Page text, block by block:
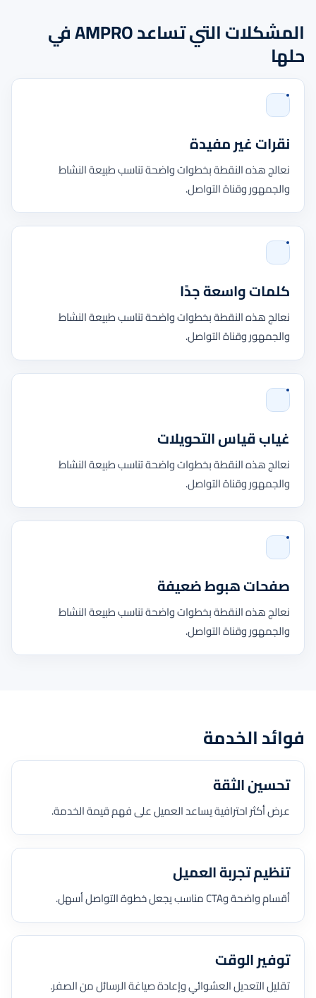
المشكلات التي تساعد AMPRO في
حلها
نقرات غير مفيدة
نعالج هذه النقطة بخطوات واضحة تناسب طبيعة النشاط
والجمهور وقناة التواصل.
كلمات واسعة جدًا
نعالج هذه النقطة بخطوات واضحة تناسب طبيعة النشاط
والجمهور وقناة التواصل.
غياب قياس التحويلات
نعالج هذه النقطة بخطوات واضحة تناسب طبيعة النشاط
والجمهور وقناة التواصل.
صفحات هبوط ضعيفة
نعالج هذه النقطة بخطوات واضحة تناسب طبيعة النشاط
والجمهور وقناة التواصل.
فوائد الخدمة
تحسين الثقة
عرض أكثر احترافية يساعد العميل على فهم قيمة الخدمة.
تنظيم تجربة العميل
أقسام واضحة وCTA مناسب يجعل خطوة التواصل أسهل.
توفير الوقت
تقليل التعديل العشوائي وإعادة صياغة الرسائل من الصفر.